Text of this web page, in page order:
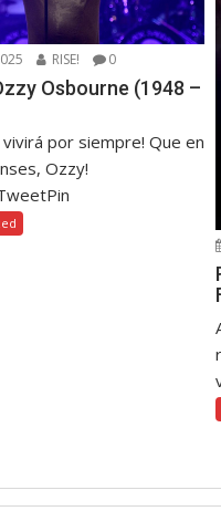
RISE! 0
Osbourne (1948 –
por siempre! Que en
Ozzy!